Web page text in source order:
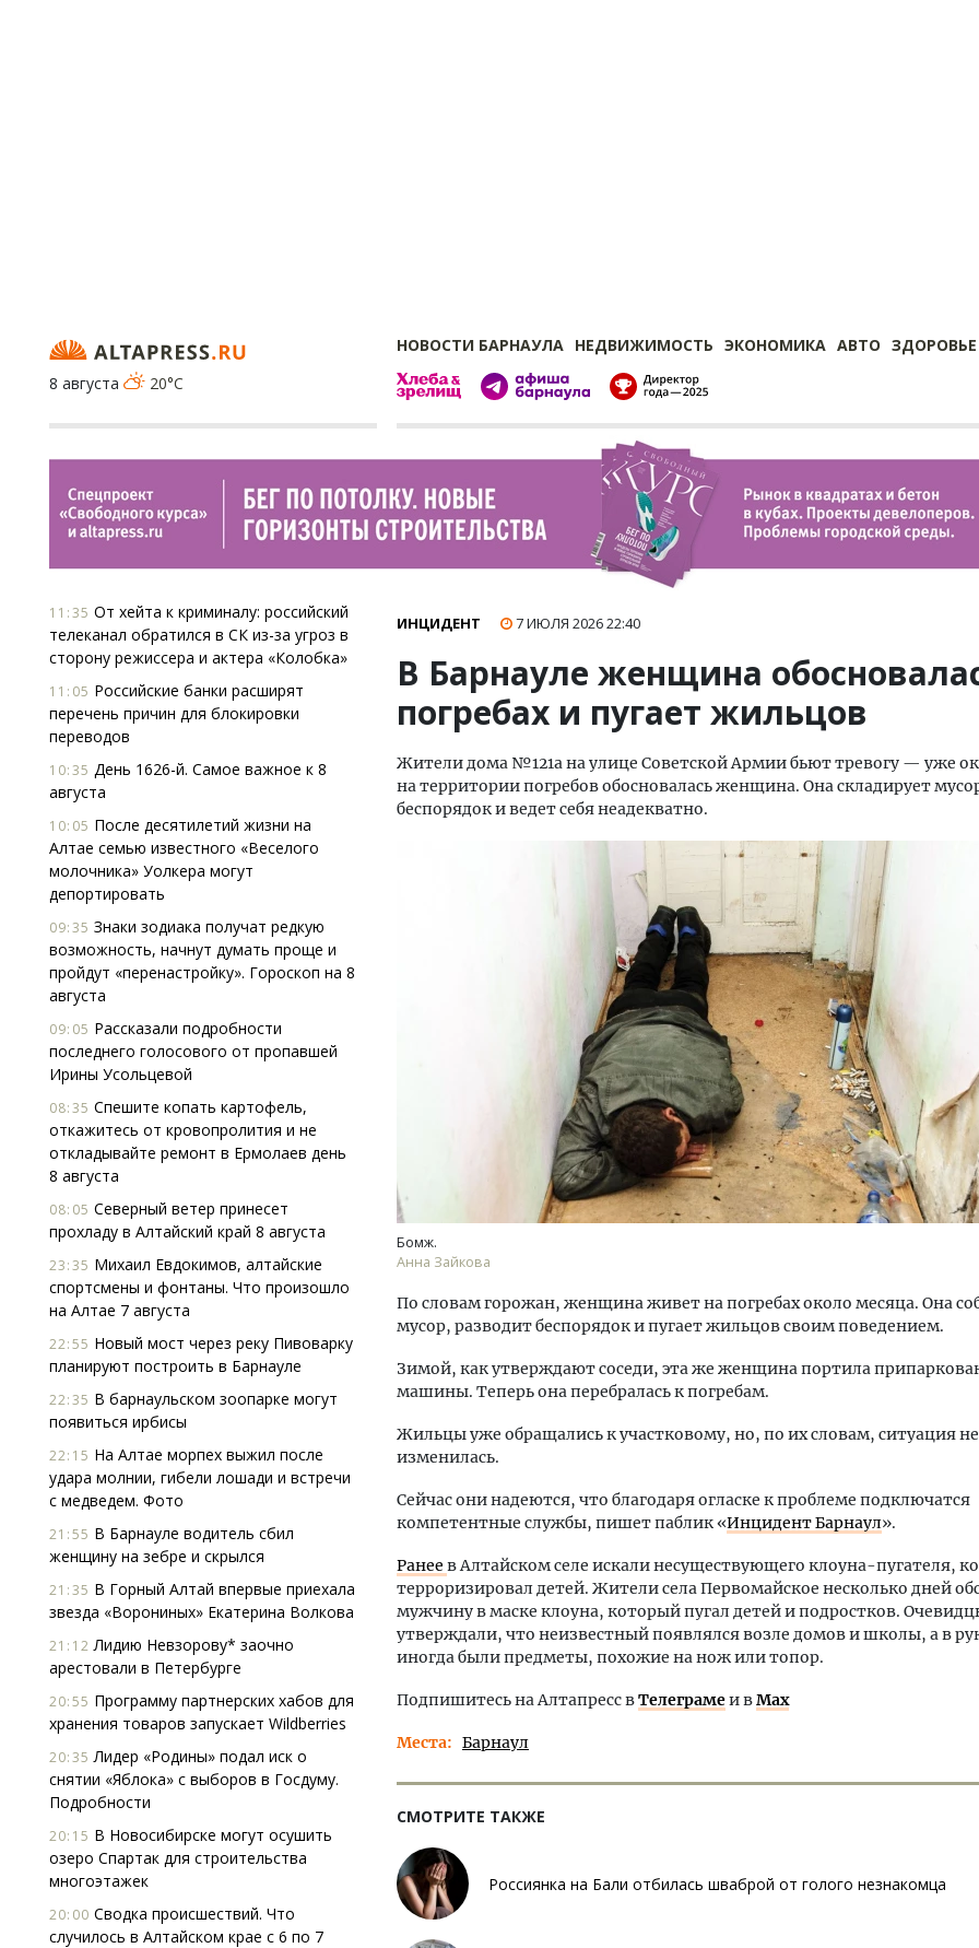
НОВОСТИ БАРНАУЛА НЕДВИЖИМОСТЬ ЭКОНОМИКА АВТО ЗДОРОВЬЕ
8 августа
20°C
11:35 От хейта к криминалу: российский
телеканал обратился в СК из-за угроз в
сторону режиссера и актера «Колобка»
11:05 Российские банки расширят
перечень причин для блокировки
переводов
10:35 День 1626-й. Самое важное к 8
августа
10:05 После десятилетий жизни на
Алтае семью известного «Веселого
молочника» Уолкера могут
депортировать
09:35 Знаки зодиака получат редкую
возможность, начнут думать проще и
пройдут «перенастройку». Гороскоп на 8
августа
09:05 Рассказали подробности
последнего голосового от пропавшей
Ирины Усольцевой
08:35 Спешите копать картофель,
откажитесь от кровопролития и не
откладывайте ремонт в Ермолаев день
8 августа
08:05 Северный ветер принесет
прохладу в Алтайский край 8 августа
23:35 Михаил Евдокимов, алтайские
спортсмены и фонтаны. Что произошло
на Алтае 7 августа
22:55 Новый мост через реку Пивоварку
планируют построить в Барнауле
22:35 В барнаульском зоопарке могут
появиться ирбисы
22:15 На Алтае морпех выжил после
удара молнии, гибели лошади и встречи
с медведем. Фото
21:55 В Барнауле водитель сбил
женщину на зебре и скрылся
21:35 В Горный Алтай впервые приехала
звезда «Ворониных» Екатерина Волкова
21:12 Лидию Невзорову* заочно
арестовали в Петербурге
20:55 Программу партнерских хабов для
хранения товаров запускает Wildberries
20:35 Лидер «Родины» подал иск о
снятии «Яблока» с выборов в Госдуму.
Подробности
20:15 В Новосибирске могут осушить
озеро Спартак для строительства
многоэтажек
20:00 Сводка происшествий. Что
случилось в Алтайском крае с 6 по 7
ИНЦИДЕНТ 7 ИЮЛЯ 202622:40
В Барнауле женщина
погребах и пугает жильцов
Жители дома №121а на улице Советской Армии бьют тревогу — уже
на территории погребов обосновалась женщина. Она складирует
беспорядок и ведет себя неадекватно.
Бомж.
Анна Зайкова
По словам горожан, женщина живет на погребах около месяца. Она
мусор, разводит беспорядок и пугает жильцов своим поведением.
Зимой, как утверждают соседи, эта же женщина портила
машины. Теперь она перебралась к погребам.
Жильцы уже обращались к участковому, но, по их словам, ситуация не
изменилась.
Сейчас они надеются, что благодаря огласке к проблеме подключатся
компетентные службы, пишет паблик «Инцидент Барнаул».
Ранее в Алтайском селе искали несуществующего клоуна-пугателя,
терроризировал детей. Жители села Первомайское несколько дней
мужчину в маске клоуна, который пугал детей и подростков.
утверждали, что неизвестный появлялся возле домов и школы, а в
иногда были предметы, похожие на нож или топор.
Подпишитесь на Алтапресс вТелеграмеи вMax
Места Барнаул
СМОТРИТЕ ТАКЖЕ
Россиянка на Бали отбилась шваброй от голого незнакомца
Ищем новые берега. Гендиректор
«Жилищной инициативы» Юрий
Гатилов — о том, как девелоперу
штормит
Смелость архитектурных
Генеральный директор
ЗИАС — об эстетике